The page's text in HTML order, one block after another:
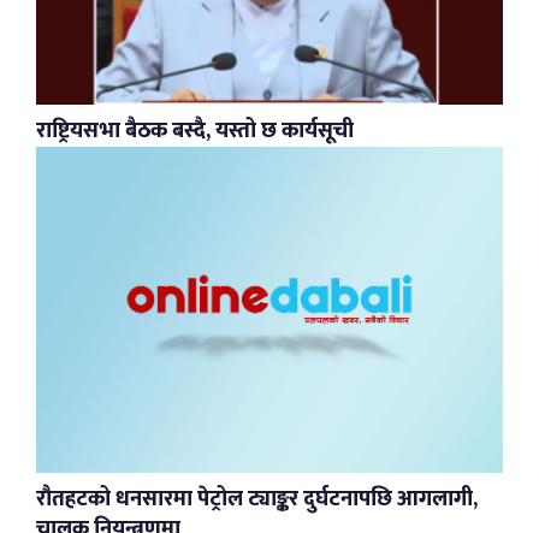
राष्ट्रियसभा बैठक बस्दै, यस्तो छ कार्यसूची
रौतहटको धनसारमा पेट्रोल ट्याङ्कर दुर्घटनापछि आगलागी,